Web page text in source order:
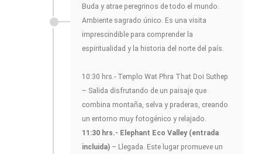
Buda y atrae peregrinos de todo el mundo.
Ambiente sagrado único. Es una visita
imprescindible para comprender la
espiritualidad y la historia del norte del país.
10:30 hrs.- Templo Wat Phra That Doi Suthep
– Salida disfrutando de un paisaje que
combina montaña, selva y praderas, creando
un entorno muy fotogénico y relajado.
11:30 hrs.- Elephant Eco Valley (entrada
incluida) – Llegada. Este lugar promueve un